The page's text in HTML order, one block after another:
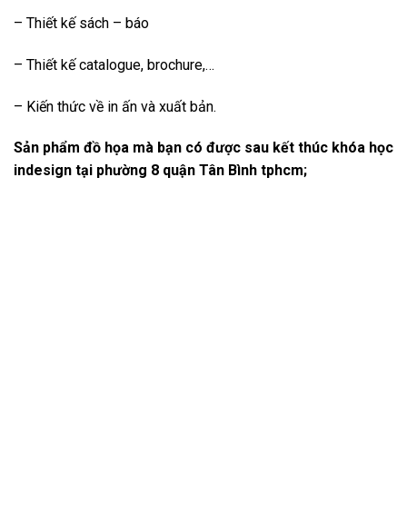
– Thiết kế sách – báo
– Thiết kế catalogue, brochure,…
– Kiến thức về in ấn và xuất bản.
Sản phẩm đồ họa mà bạn có được sau kết thúc khóa học
indesign tại phường 8 quận Tân Bình tphcm;